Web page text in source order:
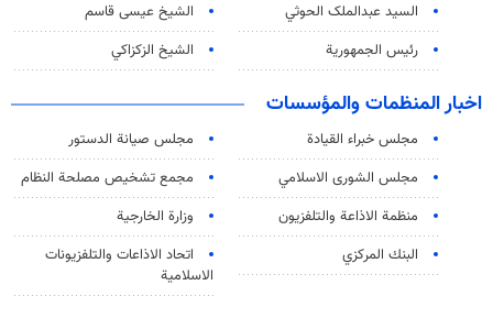
السید عبدالملک الحوثي
الشيخ عيسى قاسم
رئيس الجمهورية
الشيخ الزكزاكي
اخبار المنظمات والمؤسسات
مجلس خبراء القيادة
مجلس صيانة الدستور
مجلس الشورى الاسلامي
مجمع تشخيص مصلحة النظام
منظمة الاذاعة والتلفزیون
وزارة الخارجية
البنك المركزي
اتحاد الاذاعات والتلفزيونات
الاسلامية